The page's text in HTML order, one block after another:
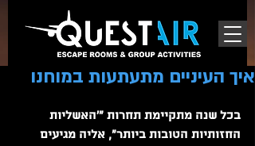
איך העיניים מתעתעות במוחנו
בכל שנה מתקיימת תחרות "'האשליות
החזותיות הטובות ביותר", אליה מגיעים